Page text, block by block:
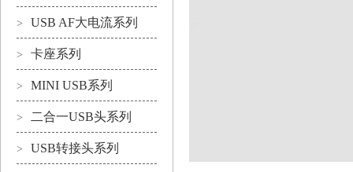
> USB AF大电流系列
> 卡座系列
> MINI USB系列
> 二合一USB头系列
> USB转接头系列